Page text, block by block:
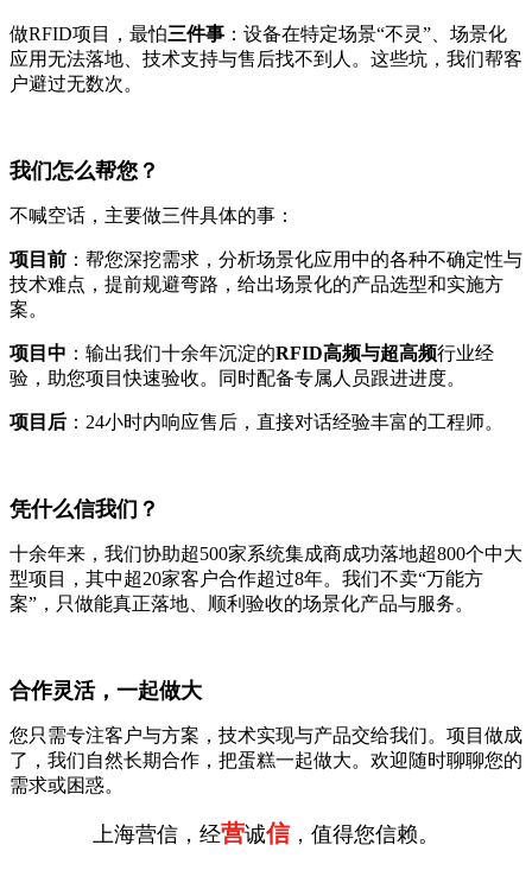
做RFID项目，最怕三件事 ：设备在特定场景“不灵”、场景化
应用无法落地、技术支持与售后找不到人。这些坑，我们帮客
户避过无数次。
我们怎么帮您？
不喊空话，主要做三件具体的事：
项目前 ：帮您深挖需求，分析场景化应用中的各种不确定性与
技术难点，提前规避弯路，给出场景化的产品选型和实施方
案。
项目中 ：输出我们十余年沉淀的RFID高频与超高频行业经
验，助您项目快速验收。同时配备专属人员跟进进度。
项目后 ：24小时内响应售后，直接对话经验丰富的工程师。
凭什么信我们？
十余年来，我们协助超500家系统集成商成功落地超800个中大
型项目，其中超20家客户合作超过8年。我们不卖“万能方
案”，只做能真正落地、顺利验收的场景化产品与服务。
合作灵活，一起做大
您只需专注客户与方案，技术实现与产品交给我们。项目做成
了，我们自然长期合作，把蛋糕一起做大。欢迎随时聊聊您的
需求或困惑。
上海营信，经营诚信，值得您信赖。